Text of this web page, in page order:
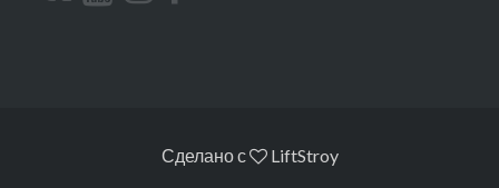
Сделано с LiftStroy